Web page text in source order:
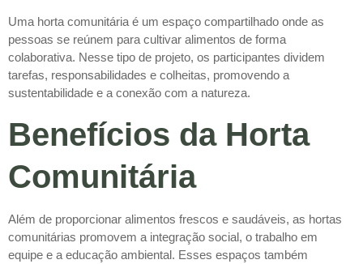
Uma horta comunitária é um espaço compartilhado onde as
pessoas se reúnem para cultivar alimentos de forma
colaborativa. Nesse tipo de projeto, os participantes dividem
tarefas, responsabilidades e colheitas, promovendo a
sustentabilidade e a conexão com a natureza.
Benefícios da Horta
Comunitária
Além de proporcionar alimentos frescos e saudáveis, as hortas
comunitárias promovem a integração social, o trabalho em
equipe e a educação ambiental. Esses espaços também